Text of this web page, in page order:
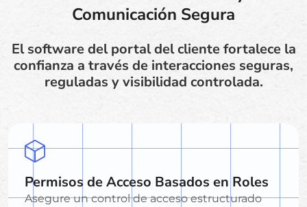
Comunicación Segura
El software del portal del cliente fortalece la
confianza a través de interacciones seguras,
reguladas y visibilidad controlada.
Permisos de Acceso Basados en Roles
Asegure un control de acceso estructurado